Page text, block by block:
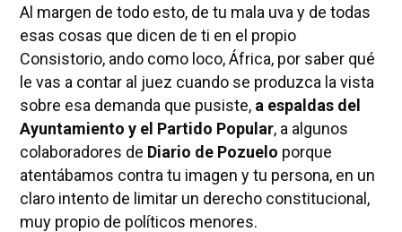
Al margen de todo esto, de tu mala uva y de todas
esas cosas que dicen de ti en el propio
Consistorio, ando como loco, África, por saber qué
le vas a contar al juez cuando se produzca la vista
sobre esa demanda que pusiste, a espaldas del
Ayuntamiento y el Partido Popular, a algunos
colaboradores de Diario de Pozuelo porque
atentábamos contra tu imagen y tu persona, en un
claro intento de limitar un derecho constitucional,
muy propio de políticos menores.